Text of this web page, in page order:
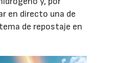
en directo una de
de repostaje en